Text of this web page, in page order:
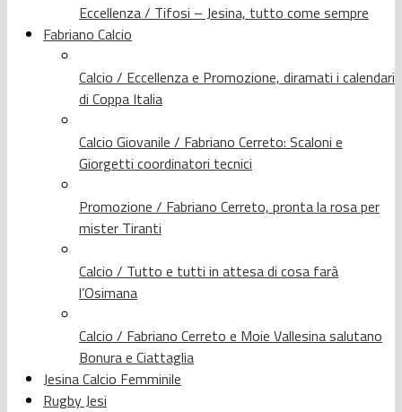
Eccellenza / Tifosi – Jesina, tutto come sempre
Fabriano Calcio
Calcio / Eccellenza e Promozione, diramati i calendari
di Coppa Italia
Calcio Giovanile / Fabriano Cerreto: Scaloni e
Giorgetti coordinatori tecnici
Promozione / Fabriano Cerreto, pronta la rosa per
mister Tiranti
Calcio / Tutto e tutti in attesa di cosa farà
l’Osimana
Calcio / Fabriano Cerreto e Moie Vallesina salutano
Bonura e Ciattaglia
Jesina Calcio Femminile
Rugby Jesi